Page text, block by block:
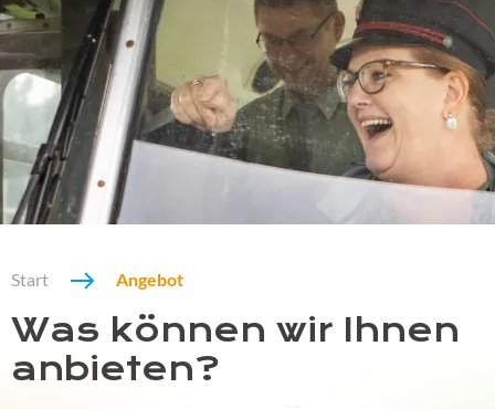
Start Angebot
Was können wir Ihnen
anbieten?